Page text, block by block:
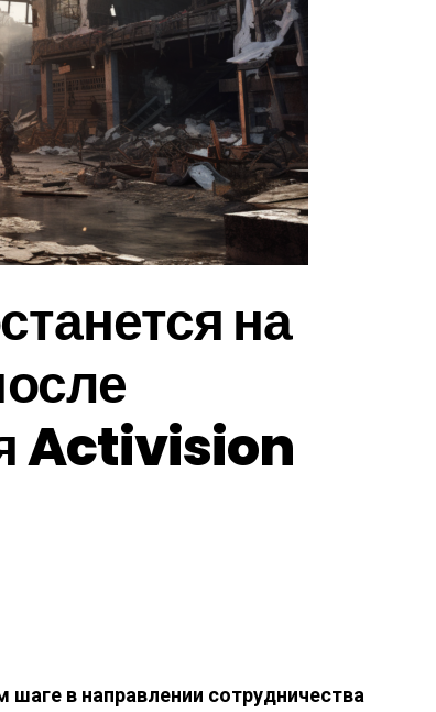
на
Activision
в направлении сотрудничества